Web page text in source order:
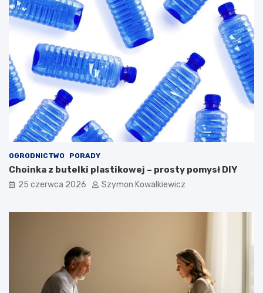
OGRODNICTWO PORADY
Choinka z butelki plastikowej – prosty pomysł DIY
25 czerwca 2026 Szymon Kowalkiewicz